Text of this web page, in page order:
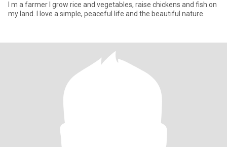
l m a farmer l grow rice and vegetables, raise chickens and fish on
my land. l love a simple, peaceful life and the beautiful nature.